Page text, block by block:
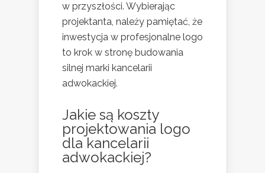
w przyszłości. Wybierając
projektanta, należy pamiętać, że
inwestycja w profesjonalne logo
to krok w stronę budowania
silnej marki kancelarii
adwokackiej.
Jakie są koszty
projektowania logo
dla kancelarii
adwokackiej?